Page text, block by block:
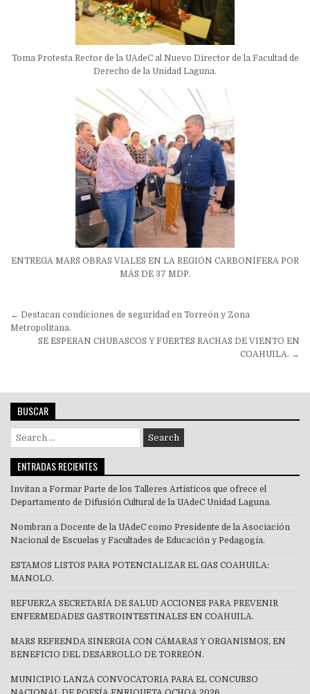
Toma Protesta Rector de la UAdeC al Nuevo Director de la Facultad de
Derecho de la Unidad Laguna.
ENTREGA MARS OBRAS VIALES EN LA REGIÓN CARBONÍFERA POR
MÁS DE 37 MDP.
Navegación
de
entradas
← Destacan condiciones de seguridad en Torreón y Zona
Metropolitana.
SE ESPERAN CHUBASCOS Y FUERTES RACHAS DE VIENTO EN
COAHUILA. →
BUSCAR
Search
for:
ENTRADAS RECIENTES
Invitan a Formar Parte de los Talleres Artísticos que ofrece el
Departamento de Difusión Cultural de la UAdeC Unidad Laguna.
Nombran a Docente de la UAdeC como Presidente de la Asociación
Nacional de Escuelas y Facultades de Educación y Pedagogía.
ESTAMOS LISTOS PARA POTENCIALIZAR EL GAS COAHUILA:
MANOLO.
REFUERZA SECRETARÍA DE SALUD ACCIONES PARA PREVENIR
ENFERMEDADES GASTROINTESTINALES EN COAHUILA.
MARS REFRENDA SINERGIA CON CÁMARAS Y ORGANISMOS, EN
BENEFICIO DEL DESARROLLO DE TORREÓN.
MUNICIPIO LANZA CONVOCATORIA PARA EL CONCURSO